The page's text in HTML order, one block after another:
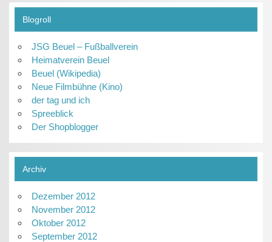
Blogroll
JSG Beuel – Fußballverein
Heimatverein Beuel
Beuel (Wikipedia)
Neue Filmbühne (Kino)
der tag und ich
Spreeblick
Der Shopblogger
Archiv
Dezember 2012
November 2012
Oktober 2012
September 2012